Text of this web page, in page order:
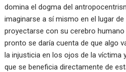
domina el dogma del
imaginarse a sí mismo en el lugar
proyectarse con su cerebro humano
pronto se daría cuenta de que algo
la injusticia en los ojos de la víctima
que se beneficia directamente de